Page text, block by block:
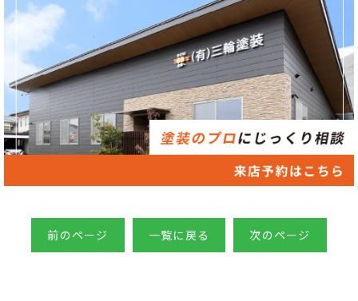
前のページ 一覧に戻る 次のページ